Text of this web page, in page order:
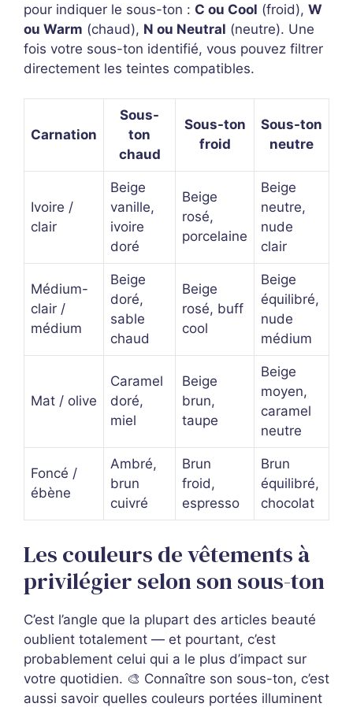
pour indiquer le sous-ton : C ou Cool (froid), W
ou Warm (chaud), N ou Neutral (neutre). Une
fois votre sous-ton identifié, vous pouvez filtrer
directement les teintes compatibles.
Carnation
Sous-
ton
chaud
Sous-ton
froid
Sous-ton
neutre
Ivoire /
clair
Beige
vanille,
ivoire
doré
Beige
rosé,
porcelaine
Beige
neutre,
nude
clair
Médium-
clair /
médium
Beige
doré,
sable
chaud
Beige
rosé, buff
cool
Beige
équilibré,
nude
médium
Mat / olive
Caramel
doré,
miel
Beige
brun,
taupe
Beige
moyen,
caramel
neutre
Foncé /
ébène
Ambré,
brun
cuivré
Brun
froid,
espresso
Brun
équilibré,
chocolat
Les couleurs de vêtements à
privilégier selon son sous-ton
C’est l’angle que la plupart des articles beauté
oublient totalement — et pourtant, c’est
probablement celui qui a le plus d’impact sur
votre quotidien. 🎨 Connaître son sous-ton, c’est
aussi savoir quelles couleurs portées illuminent